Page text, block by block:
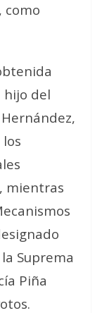
como
hijo del
mientras
Suprema
Piña